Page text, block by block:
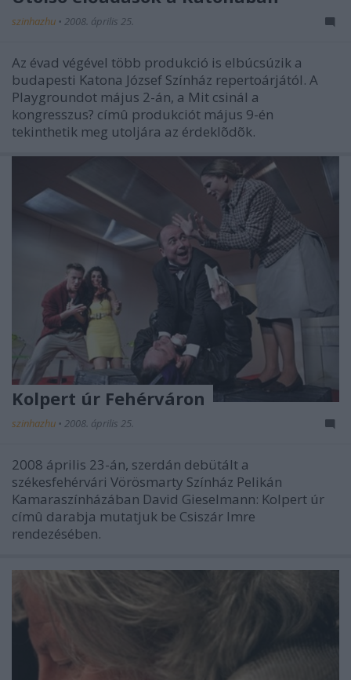
szinhazhu • 2008. április 25.
Az évad végével több produkció is elbúcsúzik a
budapesti Katona József Színház repertoárjától. A
Playgroundot május 2-án, a Mit csinál a
kongresszus? címû produkciót május 9-én
tekinthetik meg utoljára az érdeklõdõk.
Kolpert úr Fehérváron
szinhazhu • 2008. április 25.
2008 április 23-án, szerdán debütált a
székesfehérvári Vörösmarty Színház Pelikán
Kamaraszínházában David Gieselmann: Kolpert úr
címû darabja mutatjuk be Csiszár Imre
rendezésében.